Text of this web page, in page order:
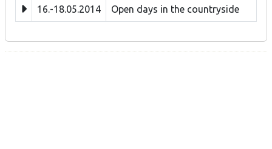
16.-18.05.2014 Open days in the countryside